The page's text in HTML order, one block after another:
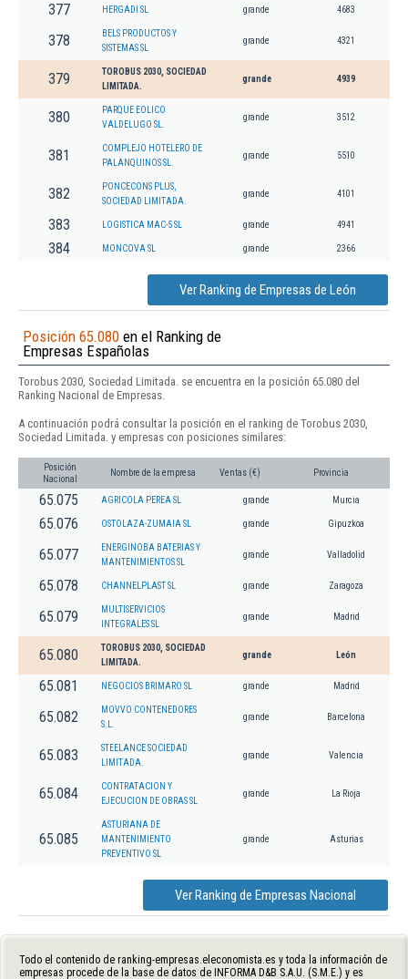
377 HERGADI SL grande 4683
378
BELS PRODUCTOS Y
SISTEMAS SL
grande 4321
379
TOROBUS 2030, SOCIEDAD
LIMITADA.
grande 4939
380
PARQUE EOLICO
VALDELUGO SL.
grande 3512
381
COMPLEJO HOTELERO DE
PALANQUINOS SL.
grande 5510
382
PONCECONS PLUS,
SOCIEDAD LIMITADA.
grande 4101
383 LOGISTICA MAC-5 SL grande 4941
384 MONCOVA SL grande 2366
Ver Ranking de Empresas de León
Posición 65.080 en el Ranking de
Empresas Españolas
Torobus 2030, Sociedad Limitada. se encuentra en la posición 65.080 del
Ranking Nacional de Empresas.
A continuación podrá consultar la posición en el ranking de Torobus 2030,
Sociedad Limitada. y empresas con posiciones similares:
Posición
Nacional
Nombre de la empresa Ventas (€) Provincia
65.075 AGRICOLA PEREA SL grande Murcia
65.076 OSTOLAZA-ZUMAIA SL grande Gipuzkoa
65.077
ENERGINOBA BATERIAS Y
MANTENIMIENTOS SL
grande Valladolid
65.078 CHANNELPLAST SL grande Zaragoza
65.079
MULTISERVICIOS
INTEGRALES SL
grande Madrid
65.080
TOROBUS 2030, SOCIEDAD
LIMITADA.
grande León
65.081 NEGOCIOS BRIMARO SL grande Madrid
65.082
MOVVO CONTENEDORES
S.L.
grande Barcelona
65.083
STEELANCE SOCIEDAD
LIMITADA.
grande Valencia
65.084
CONTRATACION Y
EJECUCION DE OBRAS SL
grande La Rioja
65.085
ASTURIANA DE
MANTENIMIENTO
PREVENTIVO SL
grande Asturias
Ver Ranking de Empresas Nacional
Todo el contenido de ranking-empresas.eleconomista.es y toda la información de
empresas procede de la base de datos de INFORMA D&B S.A.U. (S.M.E.) y es